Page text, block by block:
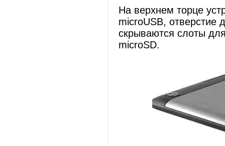
На верхнем торце
microUSB, отверстие
скрываются слоты
microSD.